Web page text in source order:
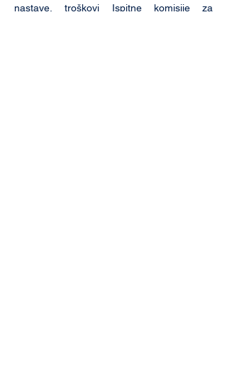
nastave, troškovi Ispitne komisije za